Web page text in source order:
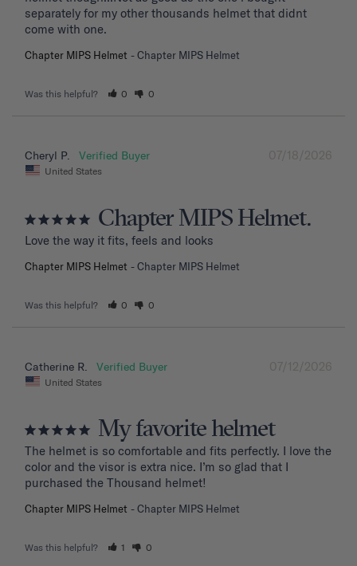
separately for my other thousands helmet that didnt
come with one.
Chapter MIPS Helmet Chapter MIPS Helmet
Was this helpful? 0 0
07/18/2026
Cheryl P.
United States
Chapter MIPS Helmet.
Love the way it fits, feels and looks
Chapter MIPS Helmet Chapter MIPS Helmet
Was this helpful? 0 0
07/12/2026
Catherine R.
United States
My favorite helmet
The helmet is so comfortable and fits perfectly. I love the
color and the visor is extra nice. I’m so glad that I
purchased the Thousand helmet!
Chapter MIPS Helmet Chapter MIPS Helmet
Was this helpful? 1 0